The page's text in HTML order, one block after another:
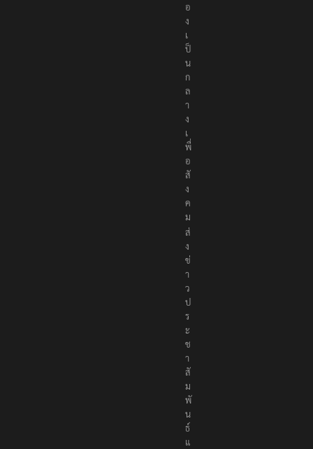
อ
ง
เ
ป็
น
ก
ล
า
ง
เ
พื่
อ
สั
ง
ค
ม
ส่
ง
ข่
า
ว
ป
ร
ะ
ช
า
สั
ม
พั
น
ธ์
แ